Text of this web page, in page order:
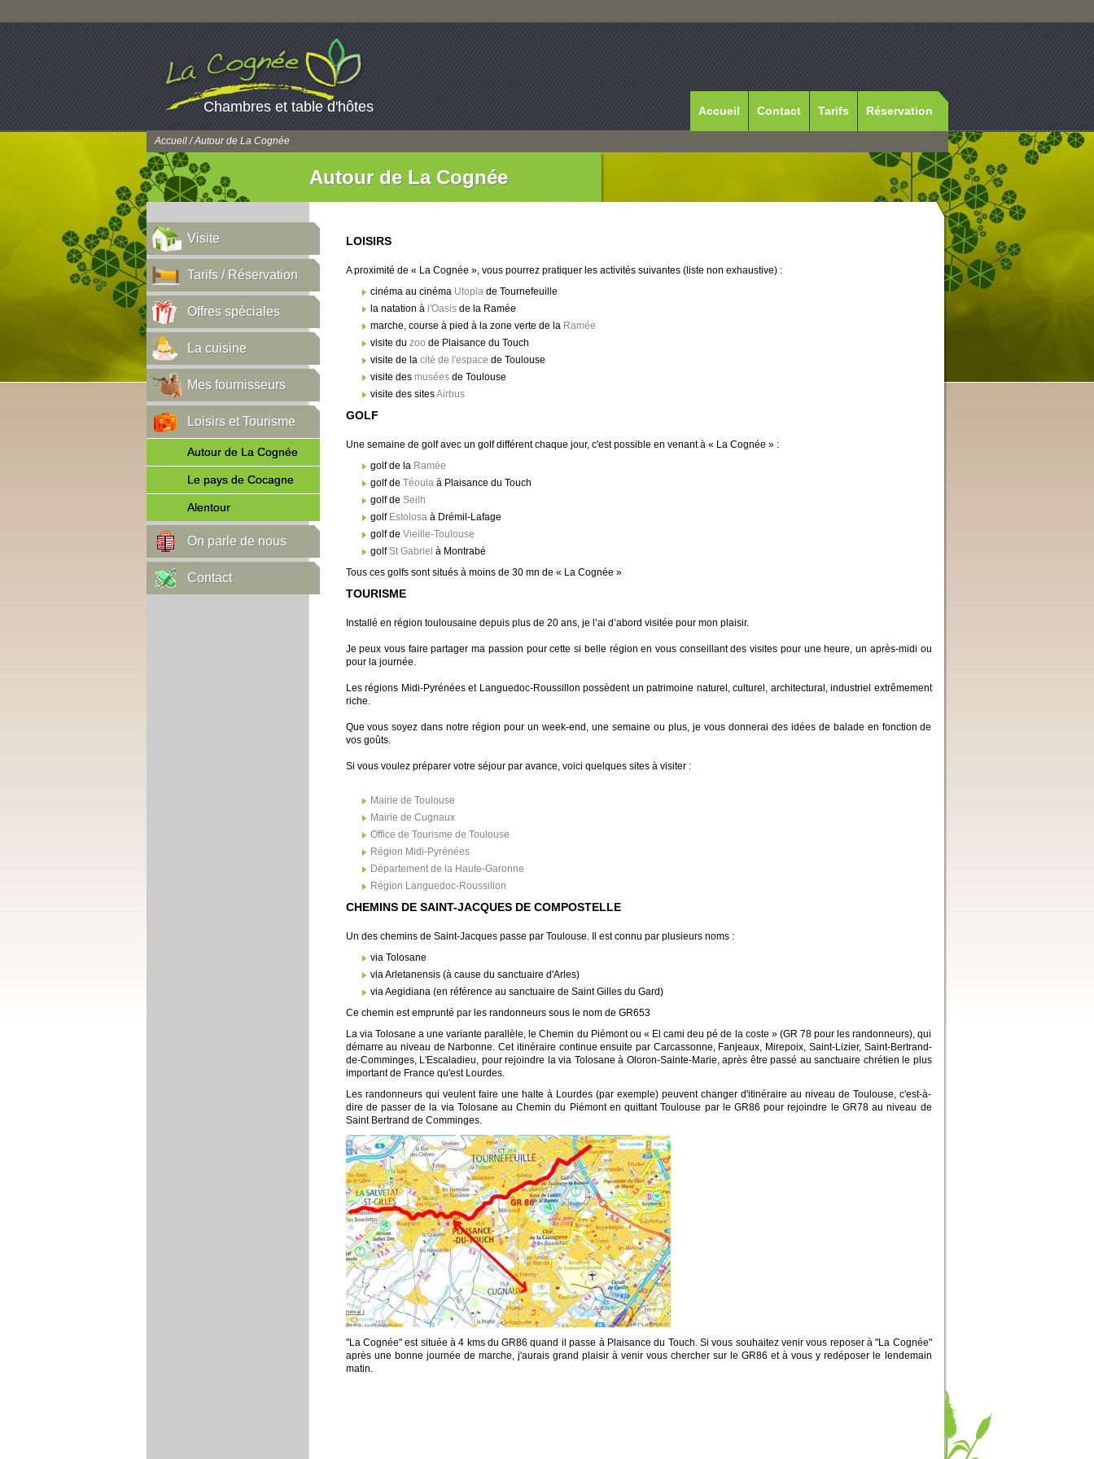
Chambres et table d'hôtes Accueil Contact Tarifs Réservation
Accueil/ Autour de La Cognée
Autour de La Cognée
Visite
Tarifs / Réservation
Offres spéciales
La cuisine
Mes fournisseurs
Loisirs et Tourisme
Autour de La Cognée
Le pays de Cocagne
Alentour
On parle de nous
Contact
LOISIRS
A proximité de « La Cognée », vous pourrez pratiquer les activités suivantes (liste non exhaustive) :
cinéma au cinéma Utopiade Tournefeuille
la natation à l'Oasisde la Ramée
marche, course à pied à la zone verte de la Ramée
visite du zoo de Plaisance du Touch
visite de la cité de l'espace de Toulouse
visite des muséesde Toulouse
visite des sitesAirbus
GOLF
Une semaine de golf avec un golf différent chaque jour, c'est possible en venant à « La Cognée » :
golf de la Ramée
golf de Téoulaà Plaisance du Touch
golf de Seilh
golf Estolosaà Drémil-Lafage
golf de Vieille-Toulouse
golfSt Gabriel à Montrabé
Tous ces golfs sont situés à moins de 30 mn de « La Cognée »
TOURISME
Installé en région toulousaine depuis plus de 20 ans, je l’ai d’abord visitée pour mon plaisir.
Je peux vous faire partager ma passion pour cette si belle région en vous conseillant des visites pour une heure, un après-midi ou
pour la journée.
Les régions Midi-Pyrénées et Languedoc-Roussillon possèdent un patrimoine naturel, culturel, architectural, industriel extrêmement
riche.
Que vous soyez dans notre région pour un week-end, une semaine ou plus, je vous donnerai des idées de balade en fonction de
vos goûts.
Si vous voulez préparer votre séjour par avance, voici quelques sites à visiter :
Mairie de Toulouse
Mairie de Cugnaux
Office de Tourisme de Toulouse
Région Midi-Pyrénées
Département de la Haute-Garonne
Région Languedoc-Roussillon
CHEMINS DE SAINT-JACQUES DE COMPOSTELLE
Un des chemins de Saint-Jacques passe par Toulouse. Il est connu par plusieurs noms :
via Tolosane
via Arletanensis (à cause du sanctuaire d'Arles)
via Aegidiana (en référence au sanctuaire de Saint Gilles du Gard)
Ce chemin est emprunté par les randonneurs sous le nom de GR653
La via Tolosane a une variante parallèle, le Chemin du Piémont ou « El cami deu pé de la coste » (GR 78 pour les randonneurs), qui
démarre au niveau de Narbonne. Cet itinéraire continue ensuite par Carcassonne, Fanjeaux, Mirepoix, Saint-Lizier, Saint-Bertrand-
de-Comminges, L'Escaladieu, pour rejoindre la via Tolosane à Oloron-Sainte-Marie, après être passé au sanctuaire chrétien le plus
important de France qu'est Lourdes.
Les randonneurs qui veulent faire une halte à Lourdes (par exemple) peuvent changer d'itinéraire au niveau de Toulouse, c'est-à-
dire de passer de la via Tolosane au Chemin du Piémont en quittant Toulouse par le GR86 pour rejoindre le GR78 au niveau de
Saint Bertrand de Comminges.
"La Cognée" est située à 4 kms du GR86 quand il passe à Plaisance du Touch. Si vous souhaitez venir vous reposer à "La Cognée"
après une bonne journée de marche, j'aurais grand plaisir à venir vous chercher sur le GR86 et à vous y redéposer le lendemain
matin.